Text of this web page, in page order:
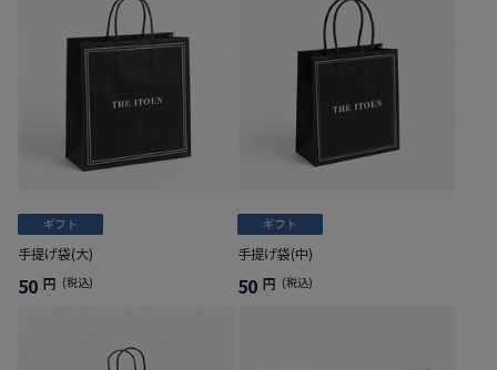
手提げ袋(大)
50 円 (税込)
手提げ袋(中)
50 円 (税込)